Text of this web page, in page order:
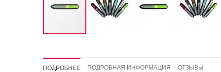
началу
ПОДРОБНЕЕ ПОДРОБНАЯ ИНФОРМАЦИЯ ОТЗЫВЫ